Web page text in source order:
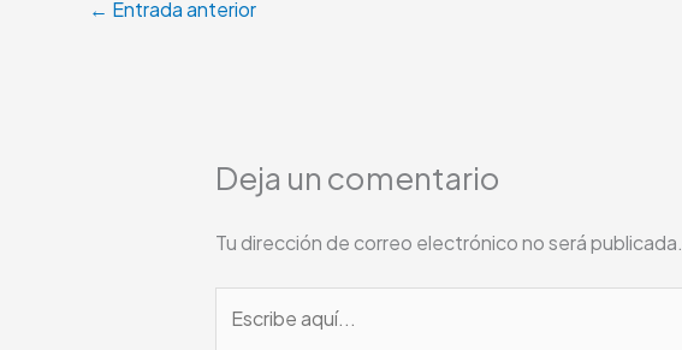
← Entrada anterior
Deja un comentario
Tu dirección de correo electrónico no será publicada.
aquí...